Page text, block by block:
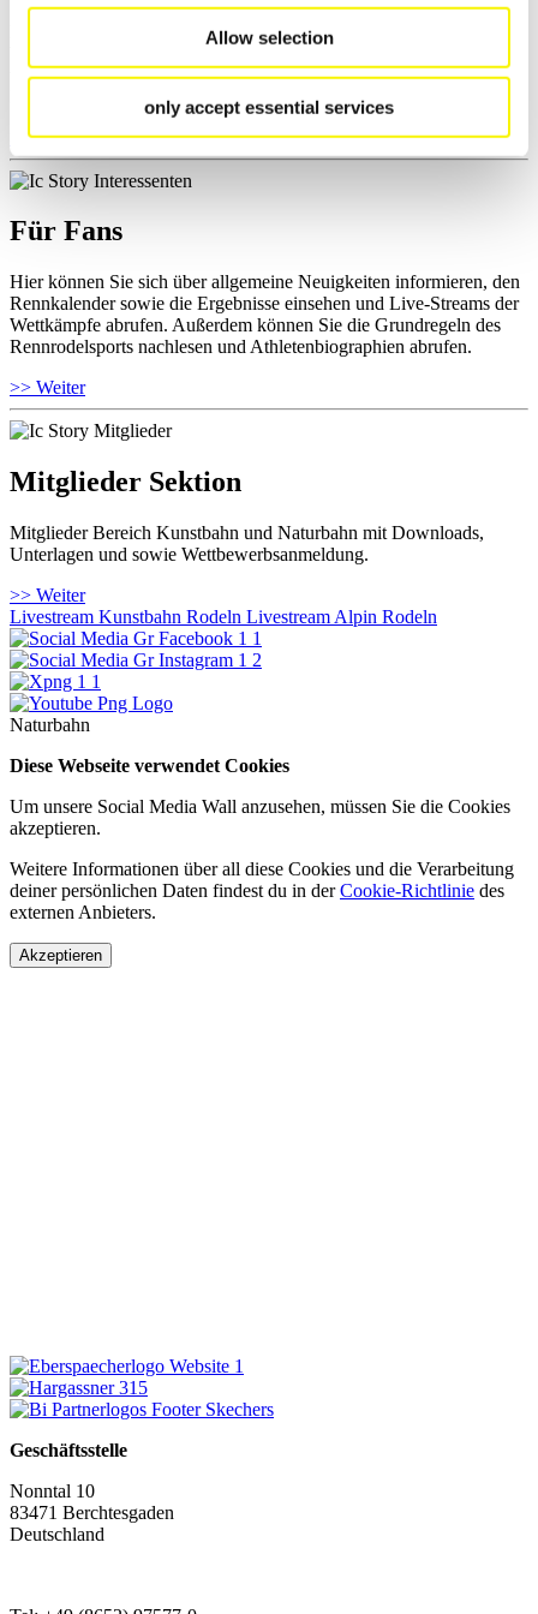
Allow selection
only accept essential services
Hier können Sie das aktuelle Regelwerk sowie Richtlinien zu
und Informationen zu Wettkämpfen abrufen. Außerdem können Sie
Ihre Athletenbiographie ansehen.
>> Weiter
Für Fans
Hier können Sie sich über allgemeine Neuigkeiten informieren, den
Rennkalender sowie die Ergebnisse einsehen und Live-Streams der
Wettkämpfe abrufen. Außerdem können Sie die Grundregeln des
Rennrodelsports nachlesen und Athletenbiographien abrufen.
>> Weiter
Mitglieder Sektion
Mitglieder Bereich Kunstbahn und Naturbahn mit Downloads,
Unterlagen und sowie Wettbewerbsanmeldung.
>> Weiter
Livestream Kunstbahn Rodeln Livestream Alpin Rodeln
Naturbahn
Diese Webseite verwendet Cookies
Um unsere Social Media Wall anzusehen, müssen Sie die Cookies
akzeptieren.
Weitere Informationen über all diese Cookies und die Verarbeitung
deiner persönlichen Daten findest du in derCookie-Richtlinie des
externen Anbieters.
Akzeptieren
Geschäftsstelle
Nonntal 10
83471 Berchtesgaden
Deutschland